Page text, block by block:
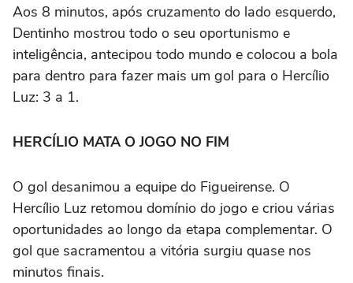
Aos 8 minutos, após cruzamento do lado esquerdo,
Dentinho mostrou todo o seu oportunismo e
inteligência, antecipou todo mundo e colocou a bola
para dentro para fazer mais um gol para o Hercílio
Luz: 3 a 1.
HERCÍLIO MATA O JOGO NO FIM
O gol desanimou a equipe do Figueirense. O
Hercílio Luz retomou domínio do jogo e criou várias
oportunidades ao longo da etapa complementar. O
gol que sacramentou a vitória surgiu quase nos
minutos finais.